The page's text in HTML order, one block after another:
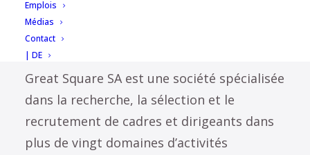
Emplois
Médias
Contact
| DE
Great Square SA est une société spécialisée
dans la recherche, la sélection et le
recrutement de cadres et dirigeants dans
plus de vingt domaines d’activités